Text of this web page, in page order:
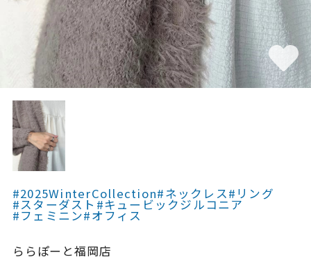
モチーフ
石の色
ファッションテイス
ト
着用シーン
コレクション
#2025WinterCollection#ネックレス#リング
#スターダスト #キュービックジルコニア
#フェミニン#オフィス
ららぽーと福岡店